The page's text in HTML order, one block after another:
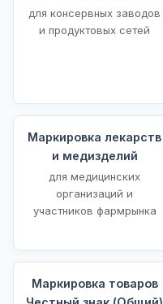
для консервных заводов
и продуктовых сетей
Маркировка лекарств
и медизделий
для медицинских
организаций и
участников фармрынка
Маркировка товаров